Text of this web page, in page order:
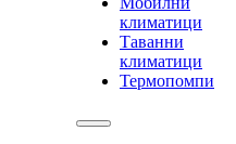
климатици
Таванни
климатици
Термопомпи